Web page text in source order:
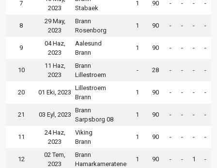
7
2023
Stabaek
1 90 - - - -
8
29 May,
2023
Brann
Rosenborg
1 90 - - - -
9
04 Haz,
2023
Aalesund
Brann
1 90 - - - -
10
11 Haz,
2023
Brann
Lillestroem
- 28 - - - -
20 01 Eki, 2023
Lillestroem
Brann
1 90 - - - -
21 03 Eyl, 2023
Brann
Sarpsborg 08
1 90 - - - -
11
24 Haz,
2023
Viking
Brann
1 90 - - - -
12
02 Tem,
2023
Brann
Hamarkameratene
1 90 - - 1 -